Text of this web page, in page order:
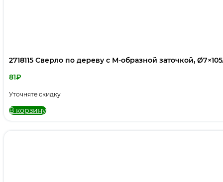
2718115 Сверло по дереву с М-образной заточкой,
81₽
Уточняте скидку
В корзину